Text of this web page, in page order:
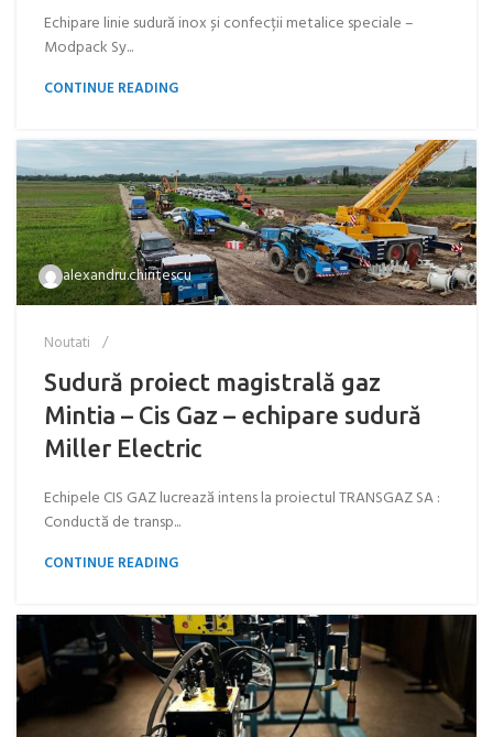
Echipare linie sudură inox și confecții metalice speciale –
Modpack Sy...
CONTINUE READING
alexandru.chiritescu
Noutati
Sudură proiect magistrală gaz
Mintia – Cis Gaz – echipare sudură
Miller Electric
Echipele CIS GAZ lucrează intens la proiectul TRANSGAZ SA :
Conductă de transp...
CONTINUE READING